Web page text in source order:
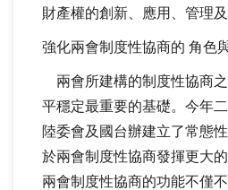
財產權的創新、應用、管理及
強化兩會制度性協商的 角色
兩會所建構的制度性協商
平穩定最重要的基礎。今年
陸委會及國台辦建立了常態
於兩會制度性協商發揮更大
兩會制度性協商的功能不僅